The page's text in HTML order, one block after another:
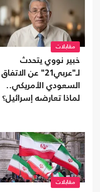
مقابلات
خبير نووي يتحدث
لـ"عربي21" عن الاتفاق
السعودي الأمريكي..
لماذا تعارضه إسرائيل؟
مقابلات